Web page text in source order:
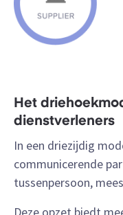
Het
dienstverleners
In een driezijdig
communicerende
tussenpersoon,